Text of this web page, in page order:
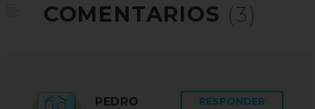
COMENTARIOS (3)
PEDRO
RESPONDER